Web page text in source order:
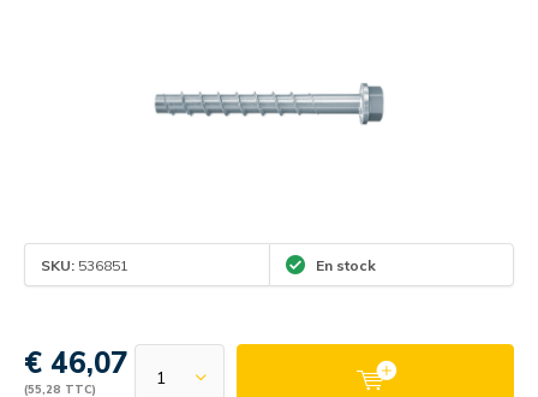
SKU: 536851 En stock
€ 46,07
(55,28 TTC)